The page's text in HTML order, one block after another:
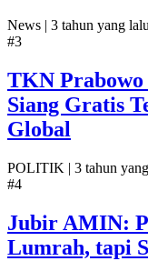
News | 3 tahun yang lalu
#3
TKN Prabowo
Siang Gratis
Global
POLITIK | 3 tahun
#4
Jubir AMIN:
Lumrah, tapi